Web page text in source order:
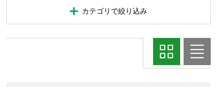
カテゴリで絞り込み